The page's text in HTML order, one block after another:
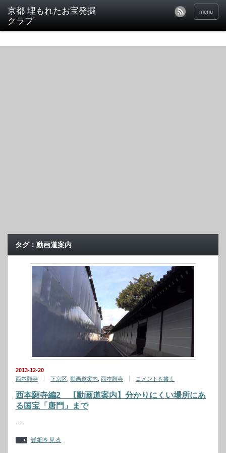
京都 埋もれたお宝発掘
クラブ
menu
タグ：動画道案内
2013-12-20
西本願寺
下京区 動画道案内 西本願寺 コメントを書く
西本願寺編2 【動画道案内】分かりにくい場所にあ
る国宝「唐門」まで
…
詳細を見る